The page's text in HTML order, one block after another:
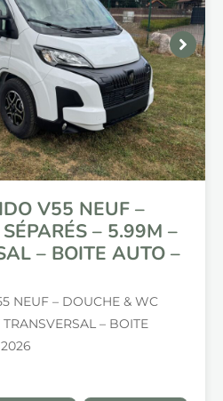
V55 NEUF –
– 5.99M –
– BOITE AUTO –
NEUF – DOUCHE & WC
– BOITE